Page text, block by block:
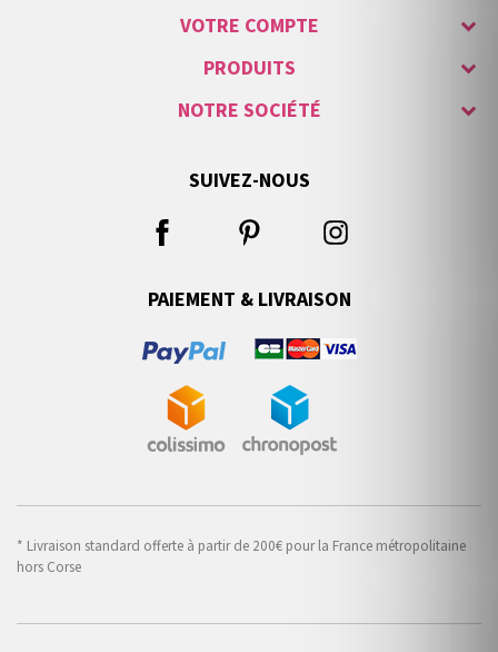
VOTRE COMPTE
PRODUITS
NOTRE SOCIÉTÉ
SUIVEZ-NOUS
PAIEMENT & LIVRAISON
* Livraison standard offerte à partir de 200€ pour la France métropolitaine
hors Corse